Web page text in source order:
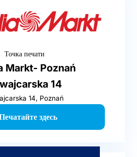
Точка печати
Markt- Poznań
14
14, Poznań
здесь